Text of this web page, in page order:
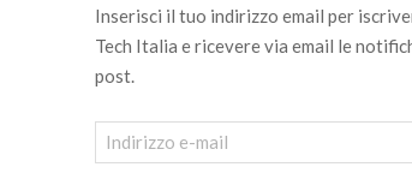
Inserisci il tuo indirizzo email per
Tech Italia e ricevere via email le
post.
Indirizzo
e-